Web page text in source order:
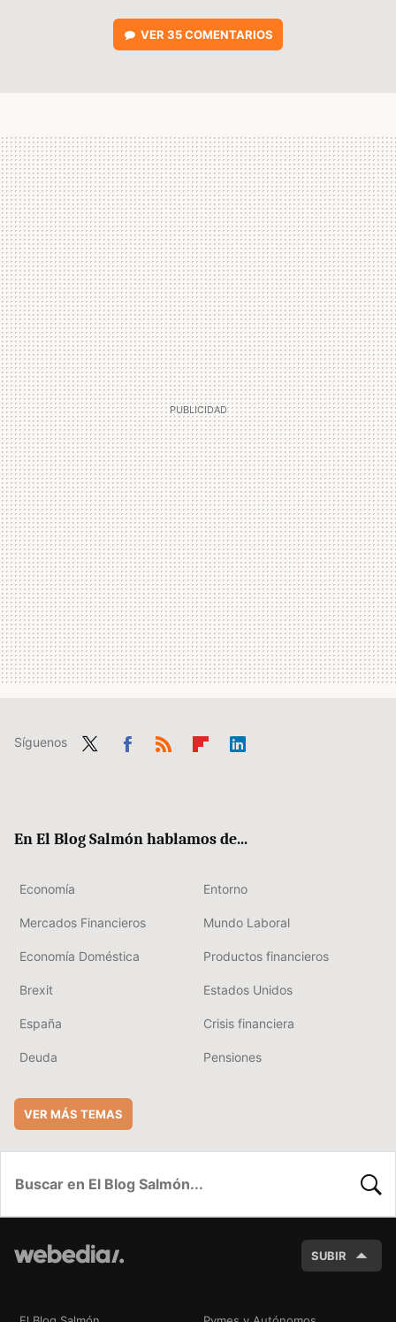
VER 35 COMENTARIOS
Síguenos
En El Blog Salmón hablamos de...
Economía Entorno
Mercados Financieros Mundo Laboral
Economía Doméstica Productos financieros
Brexit Estados Unidos
España Crisis financiera
Deuda Pensiones
VER MÁS TEMAS
SUBIR